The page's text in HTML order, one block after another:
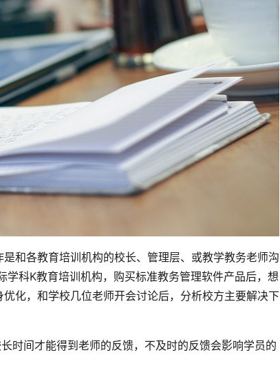
和各教育培训机构的校长、管理层、或教学教务老师沟
科K教育培训机构，购买标准教务管理软件产品后，想
化，和学校几位老师开会讨论后，分析校方主要解决下
时间才能得到老师的反馈，不及时的反馈会影响学员的